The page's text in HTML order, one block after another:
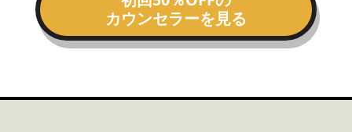
カウンセラーを見る